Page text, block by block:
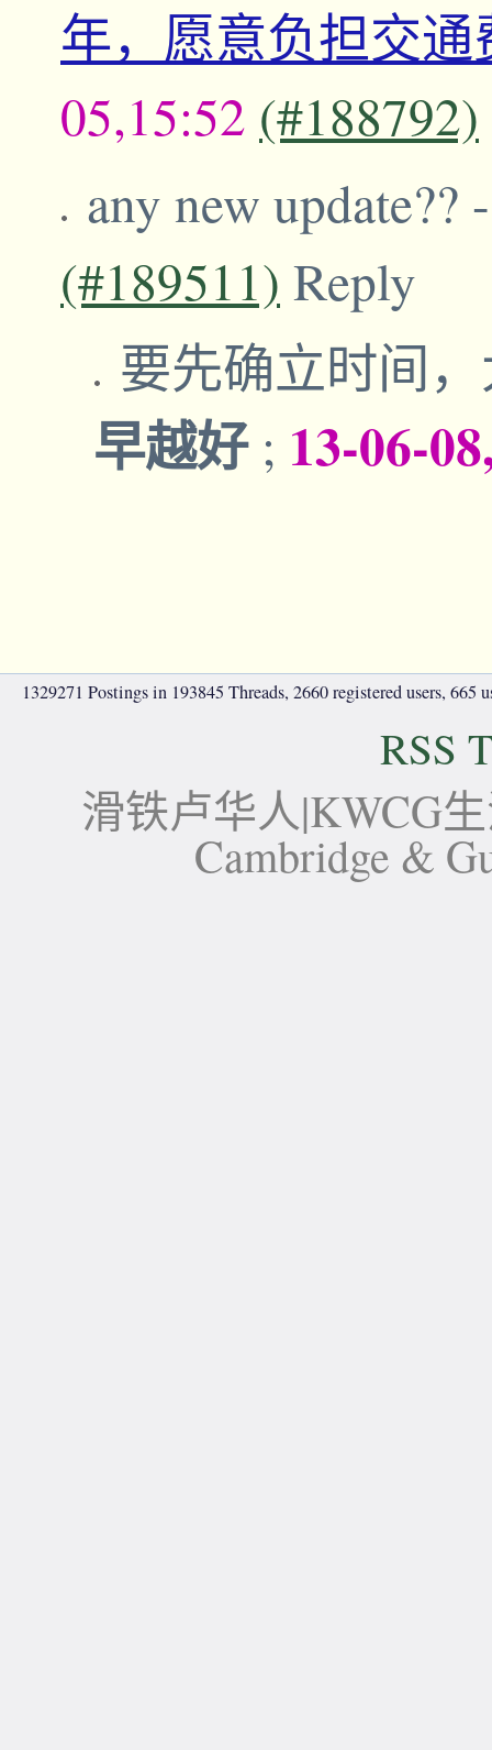
年，愿意负担交
05,15:52 (#188792)
any new update??
(#189511) Reply
要先确立时间
早越好 ; 13-06-
1329271 Postings in 193845 Threads, 2660 registered users, 665
RSS
滑铁卢华人|KWCG
Cambridge &